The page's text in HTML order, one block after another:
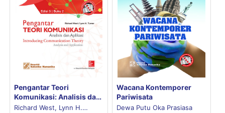
Pengantar Teori
Komunikasi: Analisis dan
Aplikasi (e5) 2
Richard West, Lynn H.
Wacana Kontemporer
Pariwisata
Dewa Putu Oka Prasiasa